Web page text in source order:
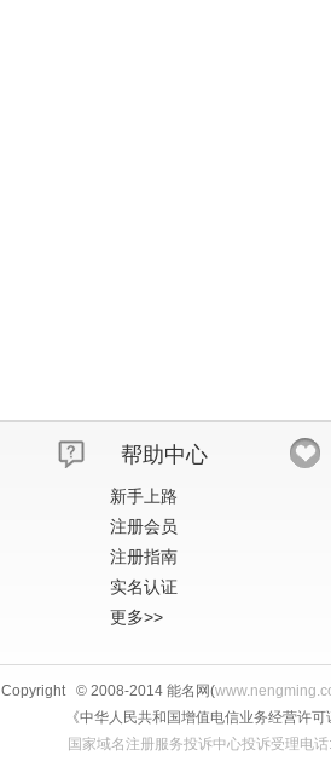
帮助中心
新手上路
注册会员
注册指南
实名认证
更多>>
Copyright © 2008-2014 能名网(
《中华人民共和国增值电信业务经营许
国家域名注册服务投诉中心投诉受理电